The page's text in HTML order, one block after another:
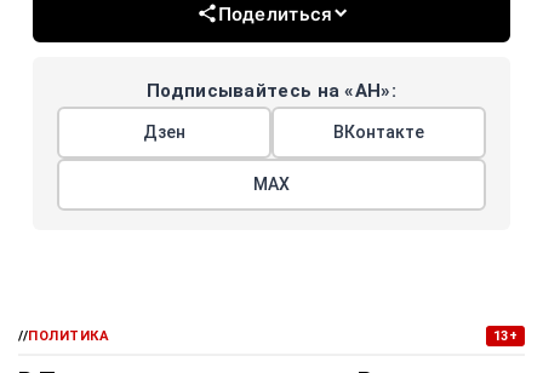
Поделиться
Подписывайтесь на «АН»:
Дзен ВКонтакте
МАХ
//ПОЛИТИКА 13+